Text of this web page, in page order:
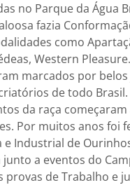
no Parque da Água
fazia
como
Western
marcados por
de todo Brasil.
da raça
Por muitos anos foi
e Industrial de
a eventos do
provas de Trabalho e